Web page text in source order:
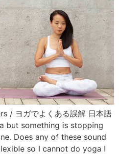
/ ヨガでよくある誤解 日本語
something is stopping
Does any of these sound
so I cannot do yoga I